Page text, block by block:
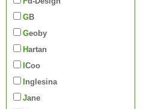
GB
Geoby
Hartan
iCoo
Inglesina
Jane